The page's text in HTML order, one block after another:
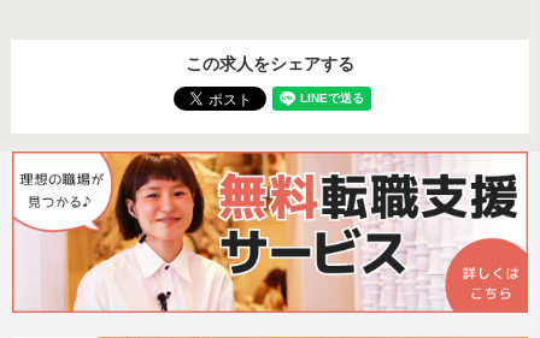
この求人をシェアする